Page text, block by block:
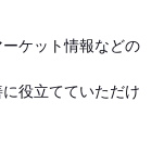
ケット情報などの
役立てていただけ